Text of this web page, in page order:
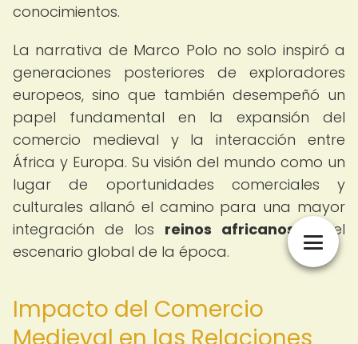
conocimientos.
La narrativa de Marco Polo no solo inspiró a
generaciones posteriores de exploradores
europeos, sino que también desempeñó un
papel fundamental en la expansión del
comercio medieval y la interacción entre
África y Europa. Su visión del mundo como un
lugar de oportunidades comerciales y
culturales allanó el camino para una mayor
integración de los reinos africanosen el
escenario global de la época.
Impacto del Comercio